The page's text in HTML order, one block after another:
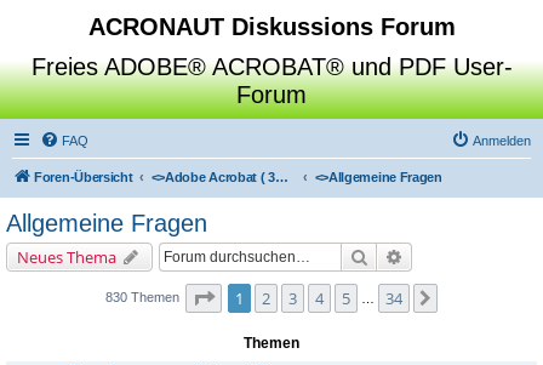
ACRONAUT Diskussions Forum
Freies ADOBE® ACROBAT® und PDF User-
Forum
FAQ Anmelden
Foren-Übersicht <>Adobe Acrobat ( 3D / Professional / Standard / Reader / Distiller ) <>Allgemeine Fragen
Allgemeine Fragen
Neues Thema Suche
830 Themen Seite von
1 2 3 4 5 34
Themen